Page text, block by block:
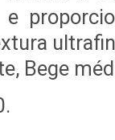
e
Bege